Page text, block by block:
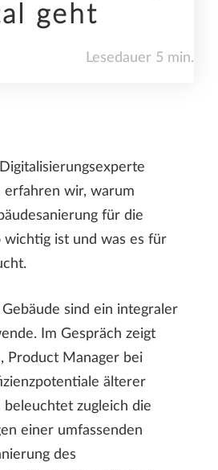
geht
Lesedauer 5 min.
erfahren wir, warum
für die
wichtig ist und was es für
sind ein integraler
Im Gespräch zeigt
Product Manager bei
älterer
beleuchtet zugleich die
einer umfassenden
des